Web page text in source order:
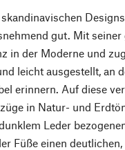
gut. Mit
in der Moderne und
leicht ausgestellt, an
erinnern. Auf diese
in Natur- und
Leder
Füße einen